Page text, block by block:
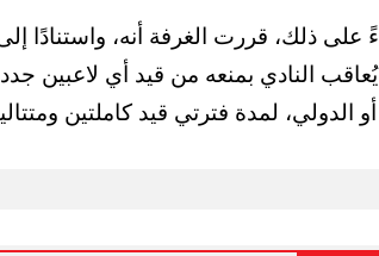
يُعاقب النادي بمنعه من قيد أي لاعبين
الدولي، لمدة فترتي قيد كاملتين